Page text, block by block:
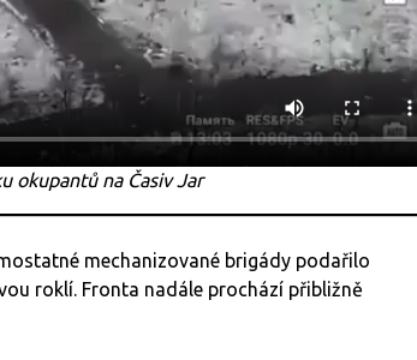
okupantů na Časiv Jar
mechanizované brigády podařilo
roklí. Fronta nadále prochází přibližně